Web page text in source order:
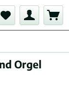
Orgel